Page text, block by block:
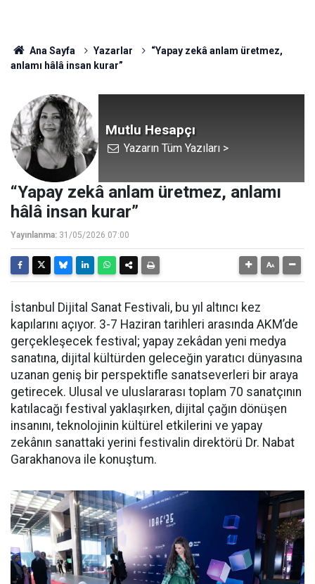
Ana Sayfa Yazarlar
“Yapay zekâ anlam üretmez,
anlamı hâlâ insan kurar”
Mutlu Hesapçı
Yazarın Tüm Yazıları >
“Yapay zekâ anlam üretmez, anlamı
hâlâ insan kurar”
Yayınlanma: 31/05/2026 07:00
İstanbul Dijital Sanat Festivali, bu yıl altıncı kez
kapılarını açıyor. 3-7 Haziran tarihleri arasında AKM’de
gerçekleşecek festival; yapay zekâdan yeni medya
sanatına, dijital kültürden geleceğin yaratıcı dünyasına
uzanan geniş bir perspektifle sanatseverleri bir araya
getirecek. Ulusal ve uluslararası toplam 70 sanatçının
katılacağı festival yaklaşırken, dijital çağın dönüşen
insanını, teknolojinin kültürel etkilerini ve yapay
zekânın sanattaki yerini festivalin direktörü Dr. Nabat
Garakhanova ile konuştum.